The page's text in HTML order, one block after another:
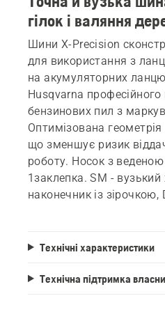
гілок і валяння
Шини X-Precision
для використання з
на акумуляторних
Husqvarna професійного
бензинових пил з
Оптимізована
що зменшує ризик
роботу. Носок з веденою
1заклепка. SM - вузький
наконечник із зірочкою,
Технічні характеристики
Технічна підтримка